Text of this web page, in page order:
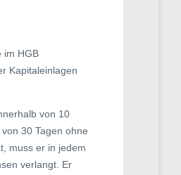
im HGB
Kapitaleinlagen
von 10
30 Tagen ohne
muss er in jedem
verlangt. Er